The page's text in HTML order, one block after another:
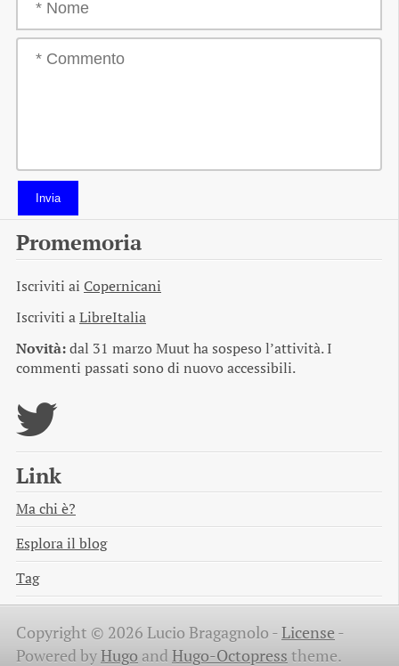
Invia
Promemoria
Iscriviti ai Copernicani
Iscriviti aLibreItalia
Novità:dal 31 marzo Muut ha sospeso l’attività. I
commenti passati sono di nuovo accessibili.
Link
Ma chi è?
Esplora il blog
Tag
Copyright © 2026 Lucio Bragagnolo -License -
Powered byHugo and Hugo-Octopress theme.